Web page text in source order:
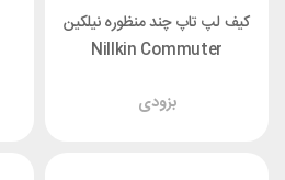
کیف لپ تاپ چند منظوره نیلکین
Nillkin Commuter
لپ‌تاپ ۱۴ اینچ
بزودی